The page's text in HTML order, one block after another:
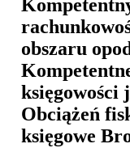
obszaru
księgowości
Obciążeń
księgowe